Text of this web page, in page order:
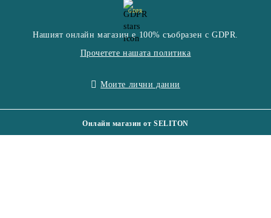
GDPR
Нашият онлайн магазин е 100% съобразен с GDPR.
Прочетете нашата политика
Моите лични данни
Онлайн магазин от SELITON